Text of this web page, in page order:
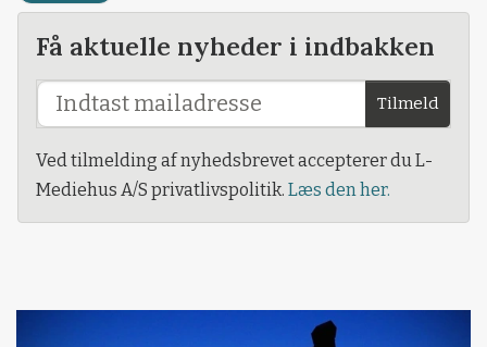
Få aktuelle nyheder i indbakken
Tilmeld
Ved tilmelding af nyhedsbrevet accepterer du L-
Mediehus A/S privatlivspolitik. Læs den her.